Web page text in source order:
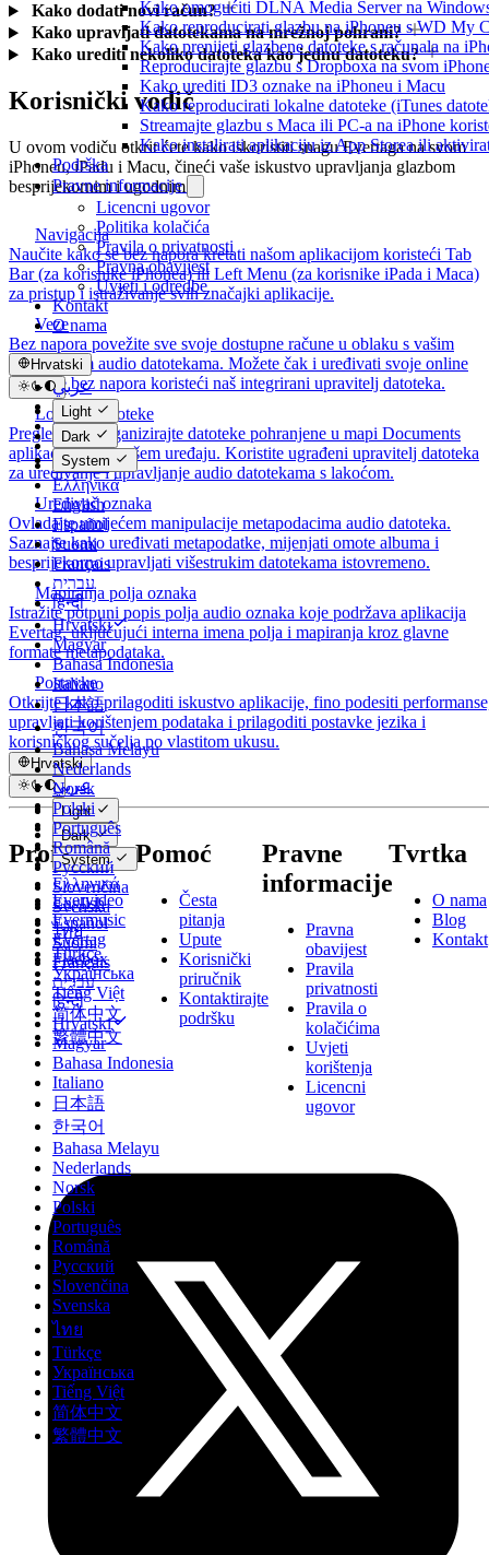
Kako omogućiti DLNA Media Server na
Kako reproducirati glazbu na iPhoneu s WD My
Kako prenijeti glazbene datoteke s računala na
Reproducirajte glazbu s Dropboxa na svom
Kako urediti ID3 oznake na iPhoneu i Macu
Kako reproducirati lokalne datoteke (iTunes
Streamajte glazbu s Maca ili PC-a na iPhone
Kako instalirati aplikaciju iz App Storea ili
Podrška
Pravne informacije
Licencni ugovor
Politika kolačića
Pravila o privatnosti
Pravna obavijest
Uvjeti i odredbe
Kontakt
O nama
Hrvatski
عربي
Català
Čeština
Dansk
Deutsch
Ελληνικά
English
Español
Suomi
Français
עברית
हिन्दी
Hrvatski
Magyar
Bahasa Indonesia
Italiano
日本語
한국어
Bahasa Melayu
Nederlands
Norsk
Polski
Português
Română
Русский
Slovenčina
Svenska
ไทย
Türkçe
Українська
Tiếng Việt
简体中文
繁體中文
Light
Dark
System
Kako dodati novi račun?
Kako upravljati datotekama na mrežnoj pohrani?
Kako urediti nekoliko datoteka kao jednu datoteku?
Korisnički vodič
U ovom vodiču otkrit ćete kako iskoristiti snagu Evertaga na svom
iPhoneu, iPadu i Macu, čineći vaše iskustvo upravljanja glazbom
besprijekornim i ugodnim.
Navigacija
Naučite kako se bez napora kretati našom aplikacijom koristeći Tab
Bar (za korisnike iPhonea) ili Left Menu (za korisnike iPada i Maca)
za pristup i istraživanje svih značajki aplikacije.
Veze
Bez napora povežite sve svoje dostupne račune u oblaku s vašim
dragocjenim audio datotekama. Možete čak i uređivati svoje online
datoteke bez napora koristeći naš integrirani upravitelj datoteka.
Lokalne datoteke
Pregledajte i organizirajte datoteke pohranjene u mapi Documents
aplikacije ili na vašem uređaju. Koristite ugrađeni upravitelj datoteka
za uređivanje i upravljanje audio datotekama s lakoćom.
Uređivač oznaka
Ovladajte umijećem manipulacije metapodacima audio datoteka.
Saznajte kako uređivati metapodatke, mijenjati omote albuma i
besprijekorno upravljati višestrukim datotekama istovremeno.
Mapiranja polja oznaka
Istražite potpuni popis polja audio oznaka koje podržava aplikacija
Evertag, uključujući interna imena polja i mapiranja kroz glavne
formate metapodataka.
Postavke
Otkrijte kako prilagoditi iskustvo aplikacije, fino podesiti
upravljati korištenjem podataka i prilagoditi postavke jezika i
korisničkog sučelja po vlastitom ukusu.
Hrvatski
عربي
Català
Čeština
Dansk
Deutsch
Ελληνικά
English
Español
Suomi
Français
עברית
हिन्दी
Hrvatski
Magyar
Bahasa Indonesia
Italiano
日本語
한국어
Bahasa Melayu
Nederlands
Norsk
Polski
Português
Română
Русский
Slovenčina
Svenska
ไทย
Türkçe
Українська
Tiếng Việt
简体中文
繁體中文
Light
Dark
System
Proizvodi
Evervideo
Evermusic
Evertag
Flacbox
Pomoć
Česta
pitanja
Upute
Korisnički
priručnik
Kontaktirajte
podršku
Pravne
informacije
Pravna
obavijest
Pravila
privatnosti
Pravila o
kolačićima
Uvjeti
korištenja
Licencni
ugovor
Tvrtka
O nama
Blog
Kontakt